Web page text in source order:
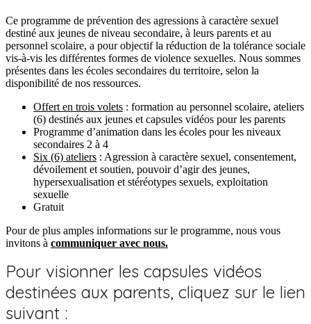
Ce programme de prévention des agressions à caractère sexuel
destiné aux jeunes de niveau secondaire, à leurs parents et au
personnel scolaire, a pour objectif la réduction de la tolérance sociale
vis-à-vis les différentes formes de violence sexuelles. Nous sommes
présentes dans les écoles secondaires du territoire, selon la
disponibilité de nos ressources.
Offert en trois volets : formation au personnel scolaire, ateliers
(6) destinés aux jeunes et capsules vidéos pour les parents
Programme d’animation dans les écoles pour les niveaux
secondaires 2 à 4
Six (6) ateliers : Agression à caractère sexuel, consentement,
dévoilement et soutien, pouvoir d’agir des jeunes,
hypersexualisation et stéréotypes sexuels, exploitation
sexuelle
Gratuit
Pour de plus amples informations sur le programme, nous vous
invitons à communiquer avec nous.
Pour visionner les capsules vidéos
destinées aux parents, cliquez sur le lien
suivant :